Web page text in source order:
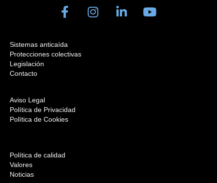
Sistemas anticaída
Protecciones colectivas
Legislación
Contacto
Aviso Legal
Política de Privacidad
Política de Cookies
Política de calidad
Valores
Noticias